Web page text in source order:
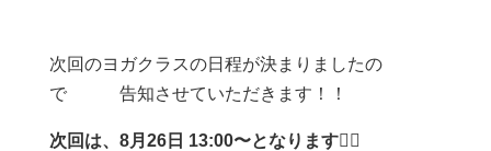
次回のヨガクラスの日程が決まりましたの
で 告知させていただきます！！
次回は、8月26日 13:00〜となります🧘‍♀️